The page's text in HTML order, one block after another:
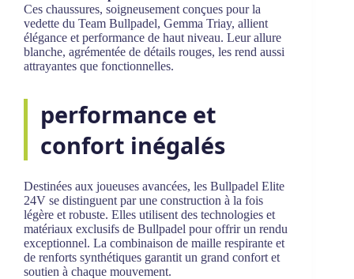
Ces chaussures, soigneusement conçues pour la
vedette du Team Bullpadel, Gemma Triay, allient
élégance et performance de haut niveau. Leur allure
blanche, agrémentée de détails rouges, les rend aussi
attrayantes que fonctionnelles.
performance et
confort inégalés
Destinées aux joueuses avancées, les Bullpadel Elite
24V se distinguent par une construction à la fois
légère et robuste. Elles utilisent des technologies et
matériaux exclusifs de Bullpadel pour offrir un rendu
exceptionnel. La combinaison de maille respirante et
de renforts synthétiques garantit un grand confort et
soutien à chaque mouvement.